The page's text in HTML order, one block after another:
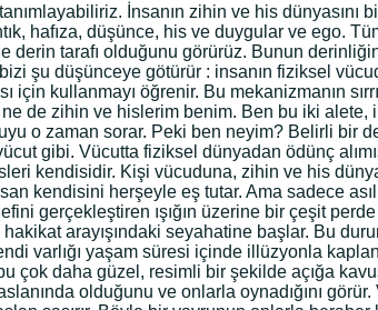
İnsanın zihin ve his dünyasını
hafıza, düşünce, his ve duygular ve ego.
derin tarafı olduğunu görürüz. Bunun
şu düşünceye götürür : insanın fiziksel
kullanmayı öğrenir. Bu mekanizmanın
de zihin ve hislerim benim. Ben bu iki alete,
o zaman sorar. Peki ben neyim? Belirli bir
gibi. Vücutta fiziksel dünyadan ödünç
kendisidir. Kişi vücuduna, zihin ve his
kendisini herşeyle eş tutar. Ama sadece asıl
gerçekleştiren ışığın üzerine bir çeşit
arayışındaki seyahatine başlar. Bu
varlığı yaşam süresi içinde illüzyonla
çok daha güzel, resimli bir şekilde açığa
olduğunu ve onlarla oynadığını